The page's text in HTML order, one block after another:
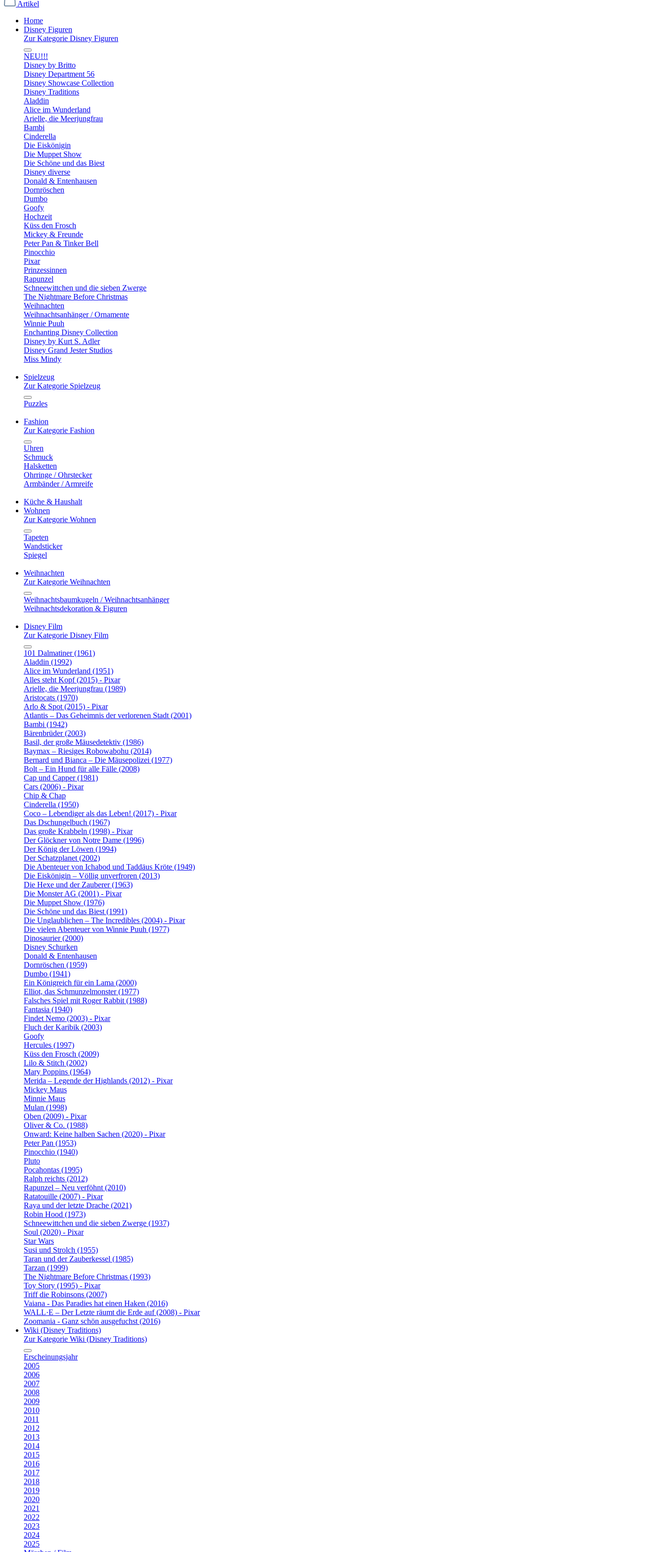
Artikel
Home
Disney Figuren
Zur Kategorie Disney Figuren
NEU!!!
Disney by Britto
Disney Department 56
Disney Showcase Collection
Disney Traditions
Aladdin
Alice im Wunderland
Arielle, die Meerjungfrau
Bambi
Cinderella
Die Eiskönigin
Die Muppet Show
Die Schöne und das Biest
Disney diverse
Donald & Entenhausen
Dornröschen
Dumbo
Goofy
Hochzeit
Küss den Frosch
Mickey & Freunde
Peter Pan & Tinker Bell
Pinocchio
Pixar
Prinzessinnen
Rapunzel
Schneewittchen und die sieben Zwerge
The Nightmare Before Christmas
Weihnachten
Weihnachtsanhänger / Ornamente
Winnie Puuh
Enchanting Disney Collection
Disney by Kurt S. Adler
Disney Grand Jester Studios
Miss Mindy
Spielzeug
Zur Kategorie Spielzeug
Puzzles
Fashion
Zur Kategorie Fashion
Uhren
Schmuck
Halsketten
Ohrringe / Ohrstecker
Armbänder / Armreife
Küche & Haushalt
Wohnen
Zur Kategorie Wohnen
Tapeten
Wandsticker
Spiegel
Weihnachten
Zur Kategorie Weihnachten
Weihnachtsbaumkugeln / Weihnachtsanhänger
Weihnachtsdekoration & Figuren
Disney Film
Zur Kategorie Disney Film
101 Dalmatiner (1961)
Aladdin (1992)
Alice im Wunderland (1951)
Alles steht Kopf (2015) - Pixar
Arielle, die Meerjungfrau (1989)
Aristocats (1970)
Arlo & Spot (2015) - Pixar
Atlantis – Das Geheimnis der verlorenen Stadt (2001)
Bambi (1942)
Bärenbrüder (2003)
Basil, der große Mäusedetektiv (1986)
Baymax – Riesiges Robowabohu (2014)
Bernard und Bianca – Die Mäusepolizei (1977)
Bolt – Ein Hund für alle Fälle (2008)
Cap und Capper (1981)
Cars (2006) - Pixar
Chip & Chap
Cinderella (1950)
Coco – Lebendiger als das Leben! (2017) - Pixar
Das Dschungelbuch (1967)
Das große Krabbeln (1998) - Pixar
Der Glöckner von Notre Dame (1996)
Der König der Löwen (1994)
Der Schatzplanet (2002)
Die Abenteuer von Ichabod und Taddäus Kröte (1949)
Die Eiskönigin – Völlig unverfroren (2013)
Die Hexe und der Zauberer (1963)
Die Monster AG (2001) - Pixar
Die Muppet Show (1976)
Die Schöne und das Biest (1991)
Die Unglaublichen – The Incredibles (2004) - Pixar
Die vielen Abenteuer von Winnie Puuh (1977)
Dinosaurier (2000)
Disney Schurken
Donald & Entenhausen
Dornröschen (1959)
Dumbo (1941)
Ein Königreich für ein Lama (2000)
Elliot, das Schmunzelmonster (1977)
Falsches Spiel mit Roger Rabbit (1988)
Fantasia (1940)
Findet Nemo (2003) - Pixar
Fluch der Karibik (2003)
Goofy
Hercules (1997)
Küss den Frosch (2009)
Lilo & Stitch (2002)
Mary Poppins (1964)
Merida – Legende der Highlands (2012) - Pixar
Mickey Maus
Minnie Maus
Mulan (1998)
Oben (2009) - Pixar
Oliver & Co. (1988)
Onward: Keine halben Sachen (2020) - Pixar
Peter Pan (1953)
Pinocchio (1940)
Pluto
Pocahontas (1995)
Ralph reichts (2012)
Rapunzel – Neu verföhnt (2010)
Ratatouille (2007) - Pixar
Raya und der letzte Drache (2021)
Robin Hood (1973)
Schneewittchen und die sieben Zwerge (1937)
Soul (2020) - Pixar
Star Wars
Susi und Strolch (1955)
Taran und der Zauberkessel (1985)
Tarzan (1999)
The Nightmare Before Christmas (1993)
Toy Story (1995) - Pixar
Triff die Robinsons (2007)
Vaiana - Das Paradies hat einen Haken (2016)
WALL·E – Der Letzte räumt die Erde auf (2008) - Pixar
Zoomania - Ganz schön ausgefuchst (2016)
Wiki (Disney Traditions)
Zur Kategorie Wiki (Disney Traditions)
Erscheinungsjahr
2005
2006
2007
2008
2009
2010
2011
2012
2013
2014
2015
2016
2017
2018
2019
2020
2021
2022
2023
2024
2025